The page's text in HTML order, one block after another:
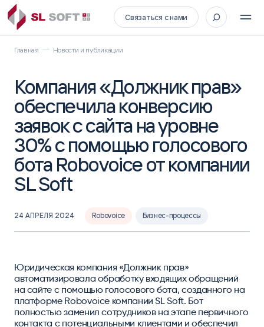
Связаться с нами
Главная Новости и публикации
Компания «Должник прав»
обеспечила конверсию
заявок с сайта на уровне
30% с помощью голосового
бота Robovoice от компании
SL Soft
24 АПРЕЛЯ 2024 Robovoice Бизнес-процессы
Юридическая компания «Должник прав»
автоматизировала обработку входящих обращений
на сайте с помощью голосового бота, созданного на
платформе Robovoice компании SL Soft. Бот
полностью заменил сотрудников на этапе первичного
контакта с потенциальными клиентами и обеспечил